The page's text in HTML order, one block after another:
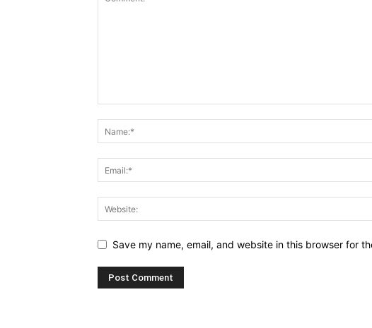
Save my name, email, and website in this browser for